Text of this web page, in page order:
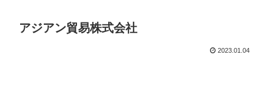
アジアン貿易株式会社
2023.01.04